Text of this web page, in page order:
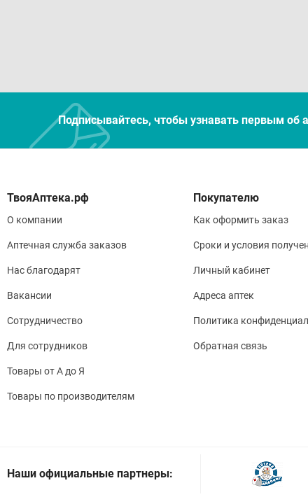
Подписывайтесь, чтобы узнавать первым об
О компании
Аптечная служба заказов
Нас благодарят
Вакансии
Сотрудничество
Для сотрудников
Товары от А до Я
Товары по производителям
Покупателю
Как оформить заказ
Сроки и условия
Личный кабинет
Адреса аптек
Политика
Обратная связь
Наши официальные партнеры: